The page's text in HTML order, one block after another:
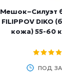
Мешок–Cилуэт
FILIPPOV DIKO
кожа) 55-60
ПОД